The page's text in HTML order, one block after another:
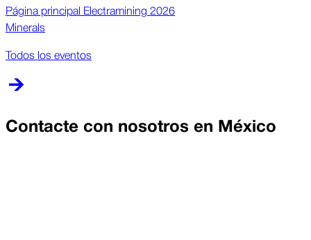
Página prin­cipal Electra­mining 2026
Minerals
Todos los eventos
Contacte con nosotros en México